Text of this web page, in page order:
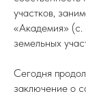
участков,
«Академия» (с.
земельных
Сегодня
заключение о